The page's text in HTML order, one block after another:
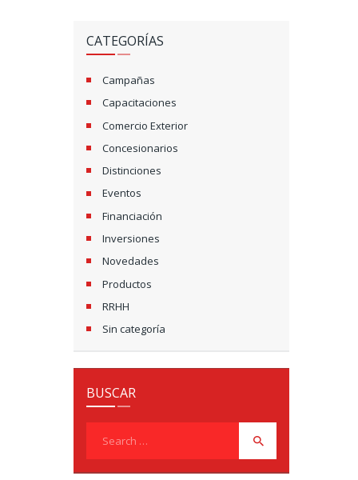
CATEGORÍAS
Campañas
Capacitaciones
Comercio Exterior
Concesionarios
Distinciones
Eventos
Financiación
Inversiones
Novedades
Productos
RRHH
Sin categoría
BUSCAR